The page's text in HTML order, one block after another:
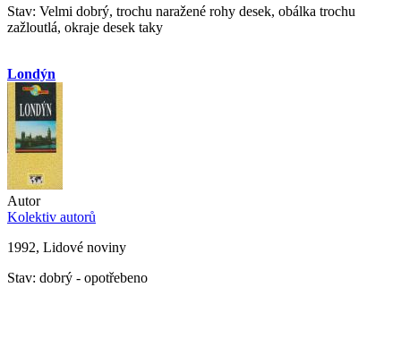
Stav: Velmi dobrý, trochu naražené rohy desek, obálka trochu
zažloutlá, okraje desek taky
Londýn
Autor
Kolektiv autorů
1992, Lidové noviny
Stav: dobrý - opotřebeno